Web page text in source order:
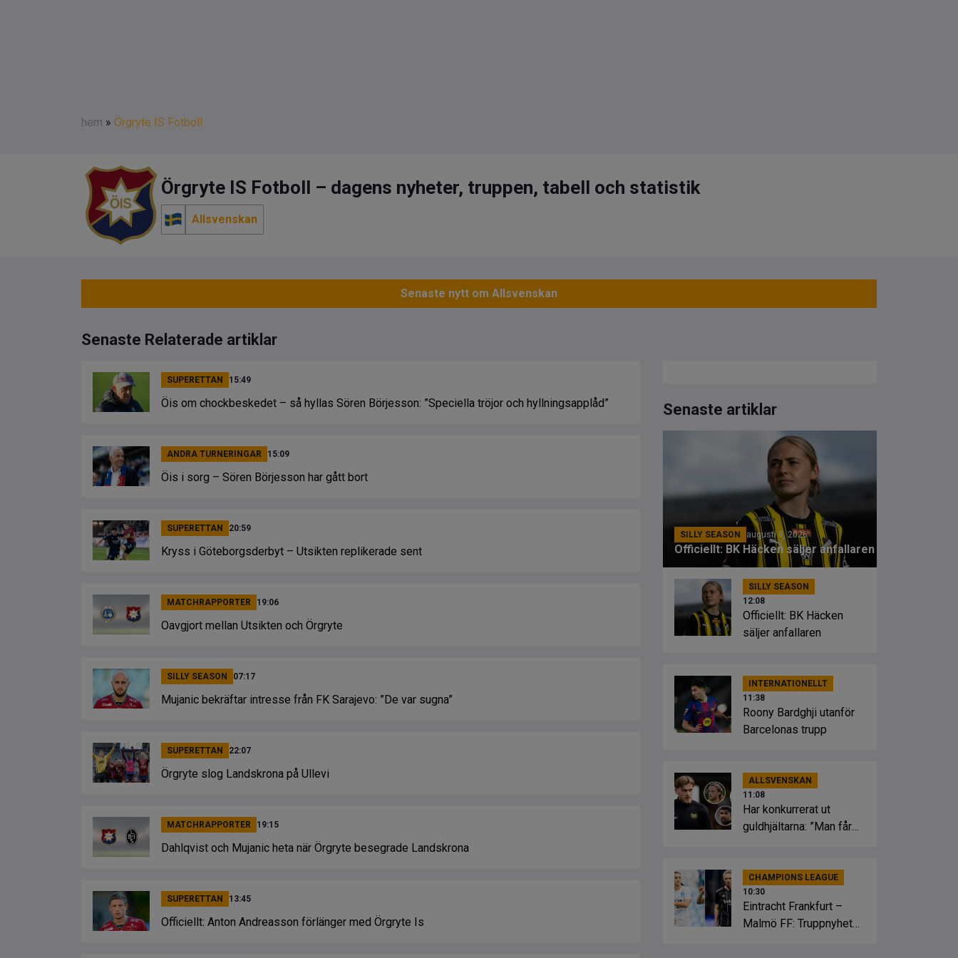
hem » Örgryte IS Fotboll
Örgryte IS Fotboll – dagens nyheter, truppen, tabell och statistik
Allsvenskan
Senaste nytt om Allsvenskan
Senaste Relaterade artiklar
SUPERETTAN 15:49
Öis om chockbeskedet – så hyllas Sören Börjesson: ”Speciella tröjor och hyllningsapplåd”
ANDRA TURNERINGAR 15:09
Öis i sorg – Sören Börjesson har gått bort
SUPERETTAN 20:59
Kryss i Göteborgsderbyt – Utsikten replikerade sent
MATCHRAPPORTER 19:06
Oavgjort mellan Utsikten och Örgryte
SILLY SEASON 07:17
Mujanic bekräftar intresse från FK Sarajevo: ”De var sugna”
SUPERETTAN 22:07
Örgryte slog Landskrona på Ullevi
MATCHRAPPORTER 19:15
Dahlqvist och Mujanic heta när Örgryte besegrade Landskrona
SUPERETTAN 13:45
Officiellt: Anton Andreasson förlänger med Örgryte Is
Senaste artiklar
SILLY SEASON augusti 8, 2026
Officiellt: BK Häcken säljer anfallaren
SILLY SEASON
12:08
Officiellt: BK Häcken
säljer anfallaren
INTERNATIONELLT
11:38
Roony Bardghji utanför
Barcelonas trupp
ALLSVENSKAN
11:08
Har konkurrerat ut
guldhjältarna: ”Man får
CHAMPIONS LEAGUE
10:30
Eintracht Frankfurt –
Malmö FF: Truppnyheter